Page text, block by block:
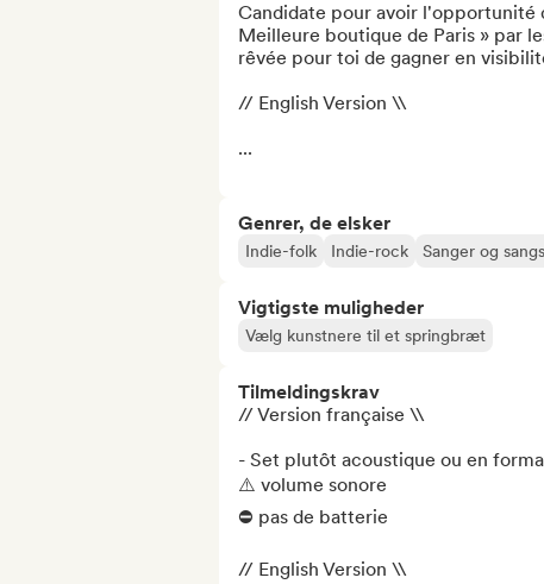
Candidate pour avoir l'opportunité
Meilleure boutique de Paris » par
rêvée pour toi de gagner en
// English Version \\
...
Genrer, de elsker
Indie-folk Indie-rock Sanger og
Vigtigste muligheder
Vælg kunstnere til et springbræt
Tilmeldingskrav
// Version française \\
- Set plutôt acoustique ou en
⚠️ volume sonore
⛔️ pas de batterie
// English Version \\